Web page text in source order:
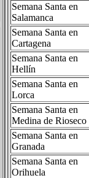
Semana Santa en
Salamanca
Semana Santa en
Cartagena
Semana Santa en
Hellín
Semana Santa en
Lorca
Semana Santa en
Medina de Rioseco
Semana Santa en
Granada
Semana Santa en
Orihuela